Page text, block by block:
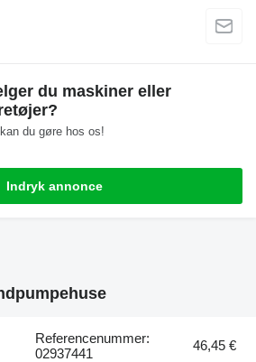
du maskiner eller
du gøre hos os!
Indryk annonce
Referencenummer:
02937441
46,45 €